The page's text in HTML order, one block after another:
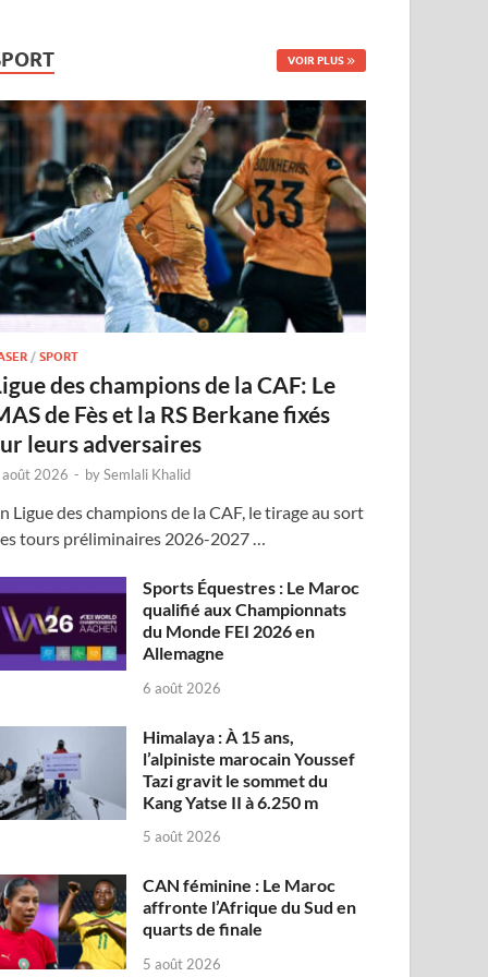
VOIR PLUS
/SPORT
des champions de la CAF: Le
de Fès et la RS Berkane fixés
leurs adversaires
2026 - bySemlali Khalid
Ligue des champions de la CAF, le tirage au sort
tours préliminaires 2026-2027 …
Sports Équestres : Le Maroc
qualifié aux Championnats
du Monde FEI 2026 en
Allemagne
6 août 2026
Himalaya : À 15 ans,
l’alpiniste marocain Youssef
Tazi gravit le sommet du
Kang Yatse II à 6.250 m
5 août 2026
CAN féminine : Le Maroc
affronte l’Afrique du Sud en
quarts de finale
5 août 2026